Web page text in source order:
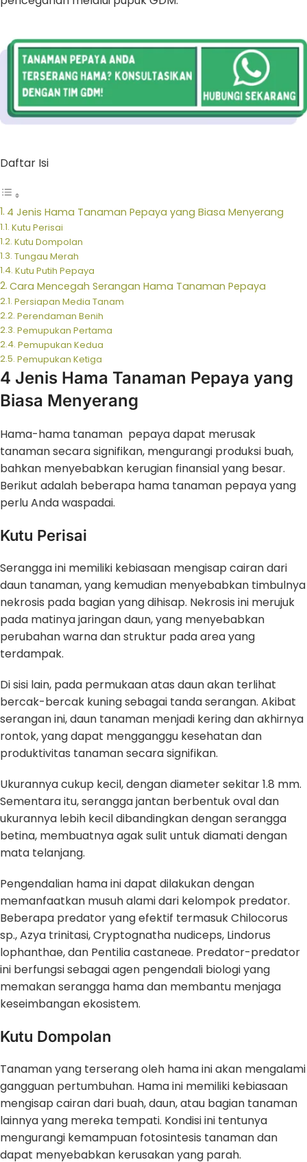
Daftar Isi
4 Jenis Hama Tanaman Pepaya yang Biasa Menyerang
Kutu Perisai
Kutu Dompolan
Tungau Merah
Kutu Putih Pepaya
Cara Mencegah Serangan Hama Tanaman Pepaya
Persiapan Media Tanam
Perendaman Benih
Pemupukan Pertama
Pemupukan Kedua
Pemupukan Ketiga
4 Jenis Hama Tanaman Pepaya yang
Biasa Menyerang
Hama-hama tanaman pepaya dapat merusak
tanaman secara signifikan, mengurangi produksi buah,
bahkan menyebabkan kerugian finansial yang besar.
Berikut adalah beberapa hama tanaman pepaya yang
perlu Anda waspadai.
Kutu Perisai
Serangga ini memiliki kebiasaan mengisap cairan dari
daun tanaman, yang kemudian menyebabkan timbulnya
nekrosis pada bagian yang dihisap. Nekrosis ini merujuk
pada matinya jaringan daun, yang menyebabkan
perubahan warna dan struktur pada area yang
terdampak.
Di sisi lain, pada permukaan atas daun akan terlihat
bercak-bercak kuning sebagai tanda serangan. Akibat
serangan ini, daun tanaman menjadi kering dan akhirnya
rontok, yang dapat mengganggu kesehatan dan
produktivitas tanaman secara signifikan.
Ukurannya cukup kecil, dengan diameter sekitar 1.8 mm.
Sementara itu, serangga jantan berbentuk oval dan
ukurannya lebih kecil dibandingkan dengan serangga
betina, membuatnya agak sulit untuk diamati dengan
mata telanjang.
Pengendalian hama ini dapat dilakukan dengan
memanfaatkan musuh alami dari kelompok predator.
Beberapa predator yang efektif termasuk Chilocorus
sp., Azya trinitasi, Cryptognatha nudiceps, Lindorus
lophanthae, dan Pentilia castaneae. Predator-predator
ini berfungsi sebagai agen pengendali biologi yang
memakan serangga hama dan membantu menjaga
keseimbangan ekosistem.
Kutu Dompolan
Tanaman yang terserang oleh hama ini akan mengalami
gangguan pertumbuhan. Hama ini memiliki kebiasaan
mengisap cairan dari buah, daun, atau bagian tanaman
lainnya yang mereka tempati. Kondisi ini tentunya
mengurangi kemampuan fotosintesis tanaman dan
dapat menyebabkan kerusakan yang parah.